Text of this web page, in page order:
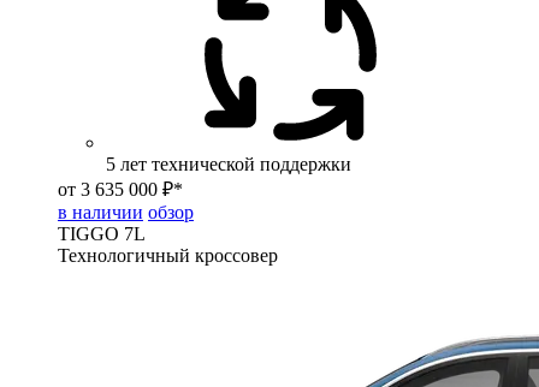
5 лет технической поддержки
от 3 635 000 ₽*
в наличии обзор
TIGGO 7L
Технологичный кроссовер